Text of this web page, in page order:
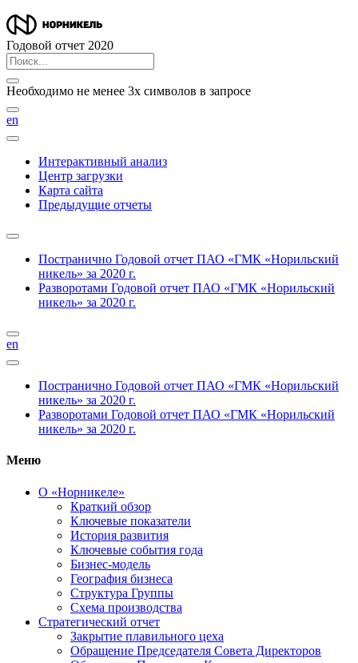
Годовой отчет 2020
Необходимо не менее 3х символов в запросе
en
Интерактивный анализ
Центр загрузки
Карта сайта
Предыдущие отчеты
Постранично Годовой отчет ПАО «ГМК «Норильский
никель» за 2020 г.
Разворотами Годовой отчет ПАО «ГМК «Норильский
никель» за 2020 г.
en
Постранично Годовой отчет ПАО «ГМК «Норильский
никель» за 2020 г.
Разворотами Годовой отчет ПАО «ГМК «Норильский
никель» за 2020 г.
Меню
О «Норникеле»
Краткий обзор
Ключевые показатели
История развития
Ключевые события года
Бизнес-модель
География бизнеса
Структура Группы
Схема производства
Стратегический отчет
Закрытие плавильного цеха
Обращение Председателя Совета Директоров